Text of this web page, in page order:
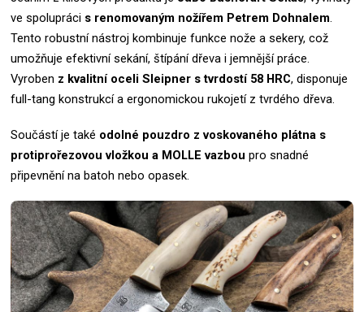
ve spolupráci s renomovaným nožířem Petrem Dohnalem.
Tento robustní nástroj kombinuje funkce nože a sekery, což
umožňuje efektivní sekání, štípání dřeva i jemnější práce.
Vyroben z kvalitní oceli Sleipner s tvrdostí 58 HRC, disponuje
full-tang konstrukcí a ergonomickou rukojetí z tvrdého dřeva.
Součástí je také odolné pouzdro z voskovaného plátna s
protiprořezovou vložkou a MOLLE vazbou pro snadné
připevnění na batoh nebo opasek.